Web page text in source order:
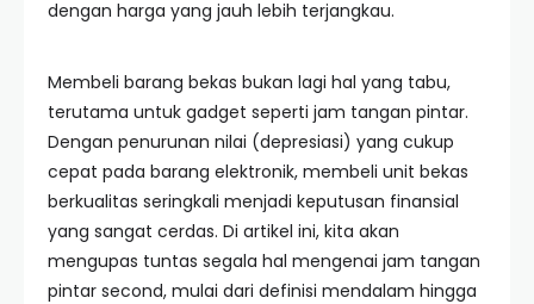
dengan harga yang jauh lebih terjangkau.
Membeli barang bekas bukan lagi hal yang tabu,
terutama untuk gadget seperti jam tangan pintar.
Dengan penurunan nilai (depresiasi) yang cukup
cepat pada barang elektronik, membeli unit bekas
berkualitas seringkali menjadi keputusan finansial
yang sangat cerdas. Di artikel ini, kita akan
mengupas tuntas segala hal mengenai jam tangan
pintar second, mulai dari definisi mendalam hingga